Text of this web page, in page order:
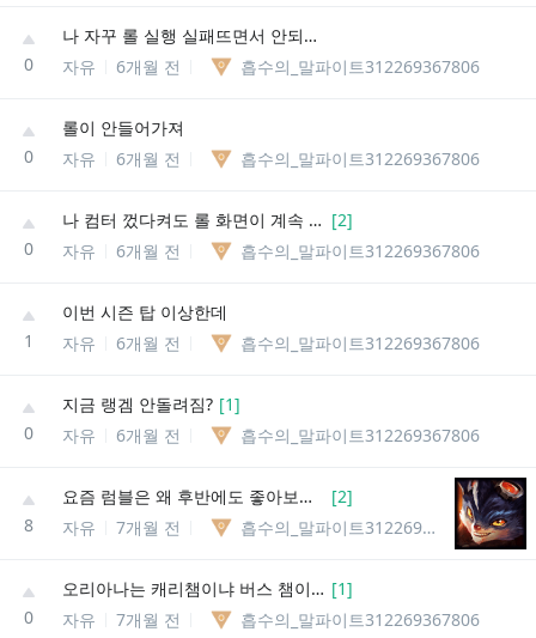
0
나 자꾸 롤 실행 실패뜨면서 안되는데
자유
6개월 전 흡수의_말파이트312269367806
0
롤이 안들어가져
자유
6개월 전 흡수의_말파이트312269367806
0
나 컴터 껐다켜도 롤 화면이 계속 검은색인데 [2]
자유
6개월 전 흡수의_말파이트312269367806
1
이번 시즌 탑 이상한데
자유
6개월 전 흡수의_말파이트312269367806
0
지금 랭겜 안돌려짐? [1]
자유
6개월 전 흡수의_말파이트312269367806
8
요즘 럼블은 왜 후반에도 좋아보이냐 [2]
자유
7개월 전 흡수의_말파이트312269367806
0
오리아나는 캐리챔이냐 버스 챔이냐 [1]
자유
7개월 전 흡수의_말파이트312269367806